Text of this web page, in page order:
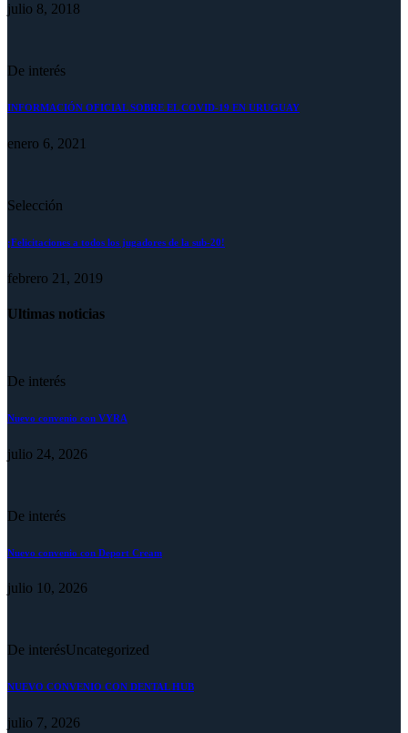
julio 8, 2018
De interés
INFORMACIÓN OFICIAL SOBRE EL COVID-19 EN URUGUAY
enero 6, 2021
Selección
¡Felicitaciones a todos los jugadores de la sub-20!
febrero 21, 2019
Ultimas noticias
De interés
Nuevo convenio con VYRA
julio 24, 2026
De interés
Nuevo convenio con Deport Cream
julio 10, 2026
De interésUncategorized
NUEVO CONVENIO CON DENTAL HUB
julio 7, 2026